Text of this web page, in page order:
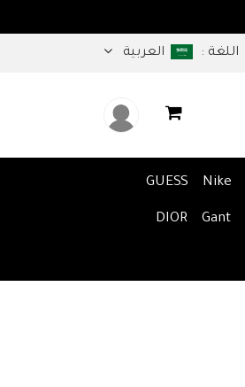
اللغة : العربية
Nike
GUESS
Gant
DIOR